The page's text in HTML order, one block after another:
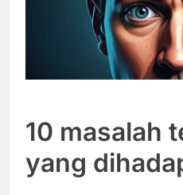
10 masalah
yang